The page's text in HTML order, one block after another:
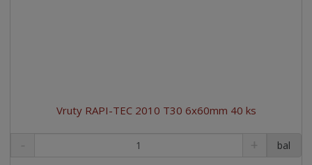
Vruty RAPI-TEC 2010 T30 6x60mm 40 ks
bal